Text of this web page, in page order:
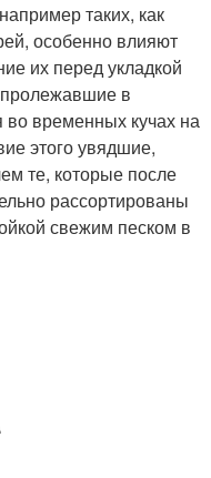
таких, как
особенно влияют
их перед укладкой
в
во временных кучах на
этого увядшие,
те, которые после
рассортированы
свежим песком в